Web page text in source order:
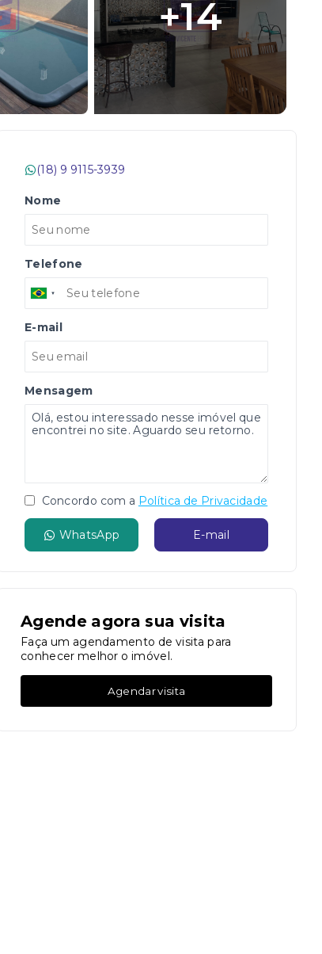
+14
(18) 9 9115-3939
Nome
Telefone
E-mail
Mensagem
Concordo com a Política de Privacidade
WhatsApp E-mail
Agende agora sua visita
Faça um agendamento de visita para
conhecer melhor o imóvel.
Agendar visita